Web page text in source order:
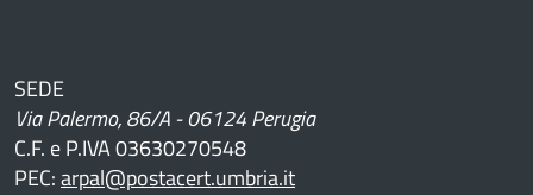
SEDE
Via Palermo, 86/A - 06124 Perugia
C.F. e P.IVA 03630270548
PEC:arpal@postacert.umbria.it